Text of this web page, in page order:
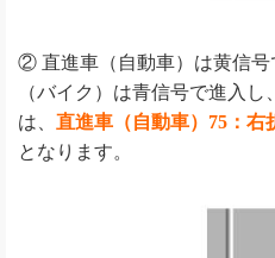
② 直進車（自動車）は黄信号
（バイク）は青信号で進入
は、 直進車（自動車）75：右
となります。